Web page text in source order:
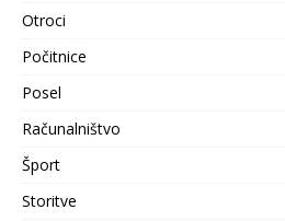
Otroci
Počitnice
Posel
Računalništvo
Šport
Storitve